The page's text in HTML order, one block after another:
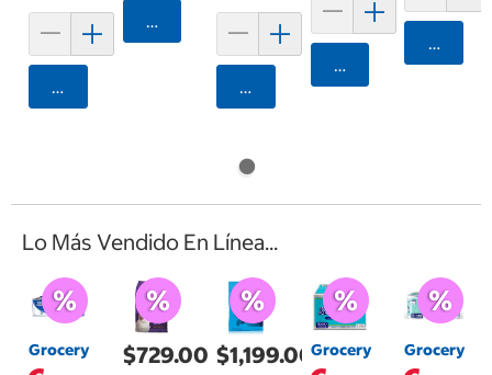
Agregar
Agregar
Agregar
Agregar
Lo Más Vendido En Línea...
Grocery $729.00 $1,199.00Grocery Grocery